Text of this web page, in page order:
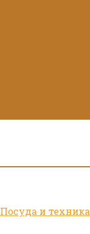
Посуда и техника